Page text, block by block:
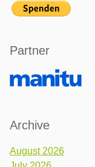
Partner
Archive
August 2026